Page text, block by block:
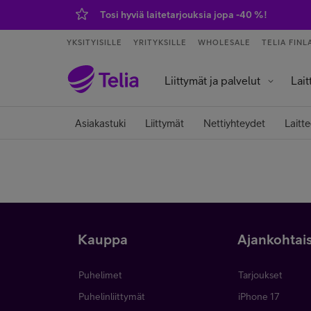
Tosi hyviä laitetarjouksia jopa -40 %!
YKSITYISILLE YRITYKSILLE WHOLESALE TELIA
Liittymät ja palvelut
Asiakastuki Liittymät Nettiyhteydet
Kauppa
Puhelimet
Puhelinliittymät
Tarjoukset
iPhone 17